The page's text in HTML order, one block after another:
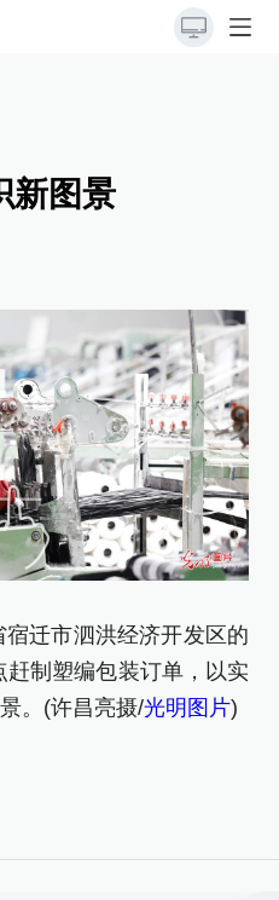
新图景
迁市泗洪经济开发区的
制塑编包装订单，以实
。(许昌亮摄/光明图片)